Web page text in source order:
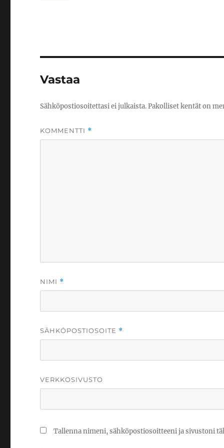
Vastaa
Sähköpostiosoitettasi ei julkaista.Pakolliset kentät on
KOMMENTTI *
NIMI *
SÄHKÖPOSTIOSOITE *
VERKKOSIVUSTO
Tallenna nimeni, sähköpostiosoitteeni ja sivustoni